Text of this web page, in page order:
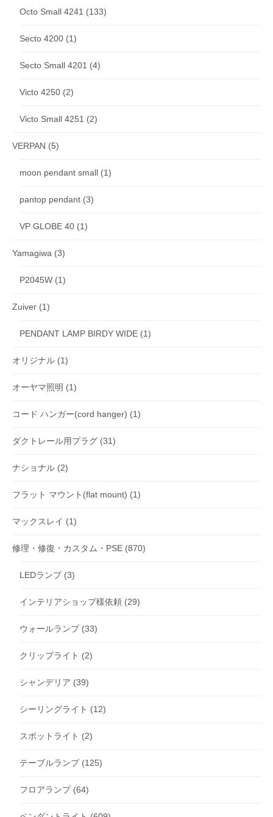
Octo Small 4241 (133)
Secto 4200 (1)
Secto Small 4201 (4)
Victo 4250 (2)
Victo Small 4251 (2)
VERPAN (5)
moon pendant small (1)
pantop pendant (3)
VP GLOBE 40 (1)
Yamagiwa (3)
P2045W (1)
Zuiver (1)
PENDANT LAMP BIRDY WIDE (1)
オリジナル (1)
オーヤマ照明 (1)
コード ハンガー(cord hanger) (1)
ダクトレール用プラグ (31)
ナショナル (2)
フラット マウント(flat mount) (1)
マックスレイ (1)
修理・修復・カスタム・PSE (870)
LEDランプ(3)
インテリアショップ樣依頼 (29)
ウォールランプ(33)
クリップライト (2)
シャンデリア (39)
シーリングライト (12)
スポットライト (2)
テーブルランプ(125)
フロアランプ(64)